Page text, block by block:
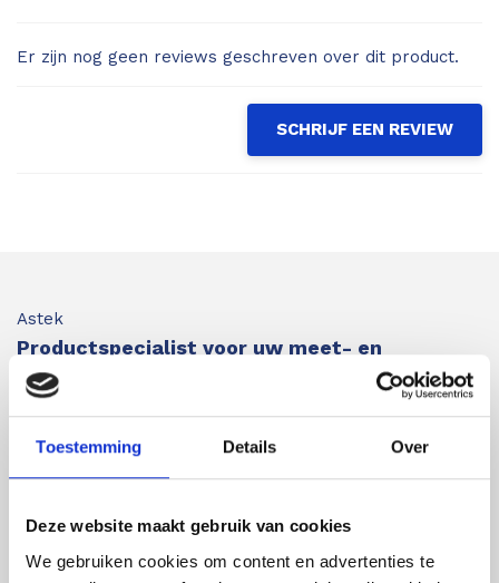
Toestemming Details Over
Deze website maakt gebruik van cookies
We gebruiken cookies om content en advertenties te
Er zijn nog geen reviews geschreven over dit product.
SCHRIJF EEN REVIEW
Astek
Productspecialist voor uw meet- en
inspectieapparatuur
van de producten voorop staan. Astek is geautoriseerd
distributeur van Leica Geosystems en importeur van